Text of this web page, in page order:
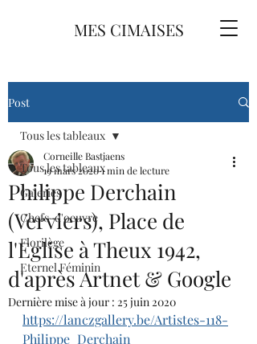
MES CIMAISES
Post
Tous les tableaux
Galeries
Chefs-d'oeuvre
Florilège
Eternel Féminin
Tous les tableaux
Philippe Derchain
(Verviers), Place de
l'Eglise à Theux 1942,
d'après Artnet & Google
Corneille Bastjaens
19 mars 20201 min de lecture
Dernière mise à jour : 25 juin 2020
https://lanczgallery.be/Artistes-118-
Philippe_Derchain